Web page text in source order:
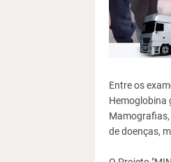
Entre os
Hemoglobina
Mamografias,
de doenças,